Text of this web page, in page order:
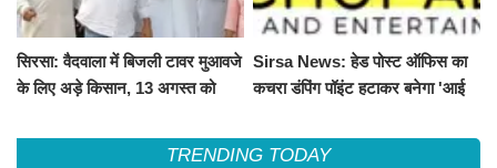
सिरसा: वैदवाला में बिजली टावर मुआवजे
के लिए अड़े किसान, 13 अगस्त को
Sirsa News: हेड पोस्ट ऑफिस का
कचरा डंपिंग पॉइंट हटाकर बनेगा 'आई
TRENDING TODAY